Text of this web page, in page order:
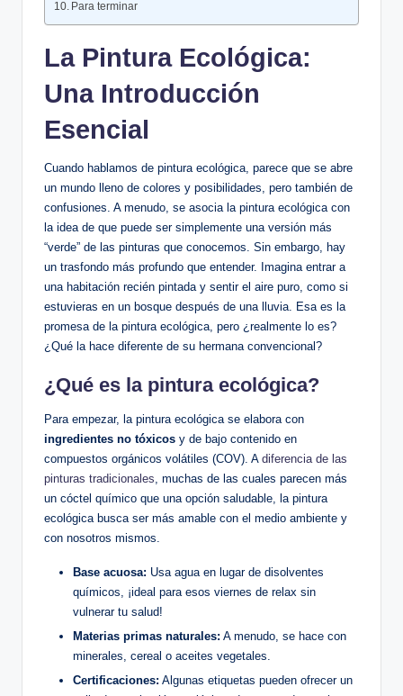
Para terminar
La Pintura Ecológica:
Una Introducción
Esencial
Cuando hablamos de pintura ecológica, parece que se abre
un mundo lleno de colores y posibilidades, pero también de
confusiones. A menudo, se asocia la pintura ecológica con
la idea de que puede ser simplemente una versión más
“verde” de las pinturas que conocemos. Sin embargo, hay
un trasfondo más profundo que entender. Imagina entrar a
una habitación recién pintada y sentir el aire puro, como si
estuvieras en un bosque después de una lluvia. Esa es la
promesa de la pintura ecológica, pero ¿realmente lo es?
¿Qué la hace diferente de su hermana convencional?
¿Qué es la pintura ecológica?
Para empezar, la pintura ecológica se elabora con
ingredientes no tóxicos y de bajo contenido en
compuestos orgánicos volátiles (COV). A diferencia de las
pinturas tradicionales, muchas de las cuales parecen más
un cóctel químico que una opción saludable, la pintura
ecológica busca ser más amable con el medio ambiente y
con nosotros mismos.
Base acuosa: Usa agua en lugar de disolventes
químicos, ¡ideal para esos viernes de relax sin
vulnerar tu salud!
Materias primas naturales: A menudo, se hace con
minerales, cereal o aceites vegetales.
Certificaciones: Algunas etiquetas pueden ofrecer un